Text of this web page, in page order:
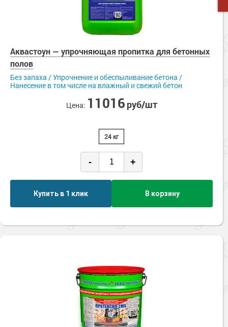
Аквастоун — упрочняющая пропитка для бетонных
полов
Без запаха / Упрочнение и обеспыливание бетона /
Нанесение в том числе на влажный и свежий бетон
Цена: 11016 руб/шт
24 кг
- +
Купить в 1 клик В корзину